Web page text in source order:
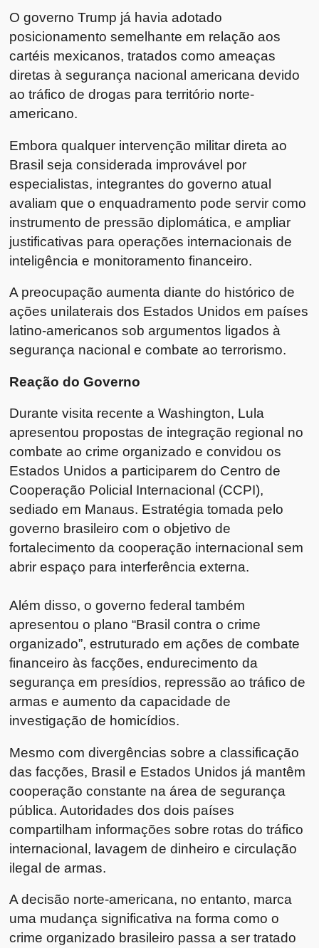
O governo Trump já havia adotado
posicionamento semelhante em relação aos
cartéis mexicanos, tratados como ameaças
diretas à segurança nacional americana devido
ao tráfico de drogas para território norte-
americano.
Embora qualquer intervenção militar direta ao
Brasil seja considerada improvável por
especialistas, integrantes do governo atual
avaliam que o enquadramento pode servir como
instrumento de pressão diplomática, e ampliar
justificativas para operações internacionais de
inteligência e monitoramento financeiro.
A preocupação aumenta diante do histórico de
ações unilaterais dos Estados Unidos em países
latino-americanos sob argumentos ligados à
segurança nacional e combate ao terrorismo.
Reação do Governo
Durante visita recente a Washington, Lula
apresentou propostas de integração regional no
combate ao crime organizado e convidou os
Estados Unidos a participarem do Centro de
Cooperação Policial Internacional (CCPI),
sediado em Manaus. Estratégia tomada pelo
governo brasileiro com o objetivo de
fortalecimento da cooperação internacional sem
abrir espaço para interferência externa.
Além disso, o governo federal também
apresentou o plano “Brasil contra o crime
organizado”, estruturado em ações de combate
financeiro às facções, endurecimento da
segurança em presídios, repressão ao tráfico de
armas e aumento da capacidade de
investigação de homicídios.
Mesmo com divergências sobre a classificação
das facções, Brasil e Estados Unidos já mantêm
cooperação constante na área de segurança
pública. Autoridades dos dois países
compartilham informações sobre rotas do tráfico
internacional, lavagem de dinheiro e circulação
ilegal de armas.
A decisão norte-americana, no entanto, marca
uma mudança significativa na forma como o
crime organizado brasileiro passa a ser tratado